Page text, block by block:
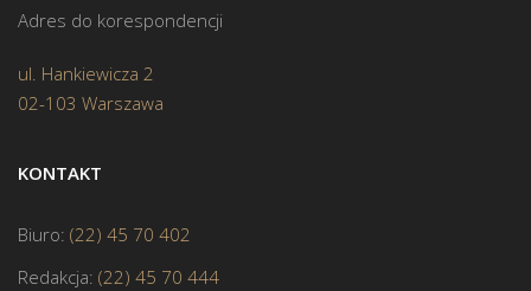
Adres do korespondencji
ul. Hankiewicza 2
02-103 Warszawa
KONTAKT
Biuro: (22) 45 70 402
Redakcja: (22) 45 70 444